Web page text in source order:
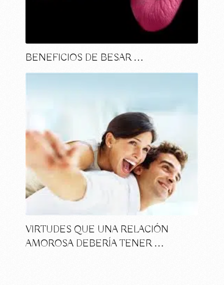
BENEFICIOS DE BESAR …
VIRTUDES QUE UNA RELACIÓN
AMOROSA DEBERÍA TENER …